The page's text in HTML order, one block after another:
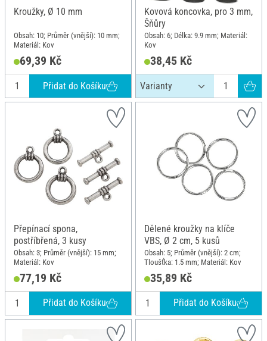
Kroužky, Ø 10 mm
Obsah: 10; Průměr (vnější): 10 mm;
Materiál: Kov
69,39 Kč
Přidat do Košíku
Kovová koncovka, pro 3 mm,
Šňůry
Obsah: 6; Délka: 9.9 mm; Materiál:
Kov
38,45 Kč
Přepínací spona,
postříbřená, 3 kusy
Obsah: 3; Průměr (vnější): 15 mm;
Materiál: Kov
77,19 Kč
Přidat do Košíku
Dělené kroužky na klíče
VBS, Ø 2 cm, 5 kusů
Obsah: 5; Průměr (vnější): 2 cm;
Tloušťka: 1.5 mm; Materiál: Kov
35,89 Kč
Přidat do Košíku